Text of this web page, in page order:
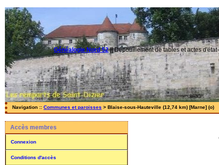
Généalogie Nord 52||Dépouillement de tables et actes
Navigation :: Communes et paroisses > Blaise-sous-Hauteville (12,74 km) [Marne] (o)
Accès membres
Connexion
Conditions d'accès